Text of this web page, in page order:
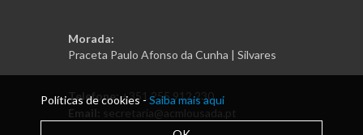
Morada:
Praceta Paulo Afonso da Cunha | Silvares
Telefone:+351 255 912 230
Email:
secretaria@acmlousada.pt
Políticas de cookies - Saiba mais aqui